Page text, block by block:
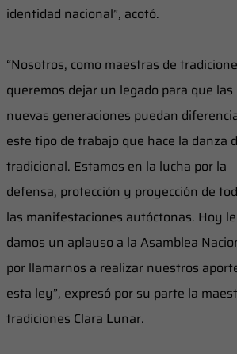
identidad nacional”, acotó.
“Nosotros, como maestras de
queremos dejar un legado para que las
nuevas generaciones puedan
este tipo de trabajo que hace la danza
tradicional. Estamos en la lucha por la
defensa, protección y proyección de
las manifestaciones autóctonas. Hoy le
damos un aplauso a la Asamblea
por llamarnos a realizar nuestros
esta ley”, expresó por su parte la
tradiciones Clara Lunar.